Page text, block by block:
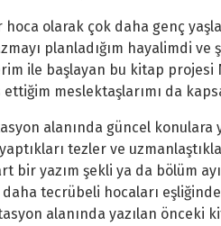
olarak çok daha genç
planladığım hayalimdi
ile başlayan bu kitap
meslektaşlarımı da
alanında güncel
tezler ve
bir yazım şekli ya da bölüm
tecrübeli hocaları
alanında yazılan önceki